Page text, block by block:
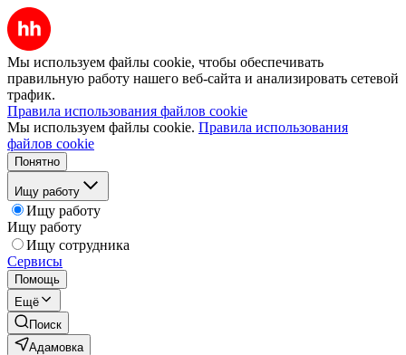
Мы используем файлы cookie, чтобы обеспечивать
правильную работу нашего веб-сайта и анализировать сетевой
трафик.
Правила использования файлов cookie
Мы используем файлы cookie. Правила использования
файлов cookie
Понятно
Ищу работу
Ищу работу
Ищу работу
Ищу сотрудника
Сервисы
Помощь
Ещё
Поиск
Адамовка